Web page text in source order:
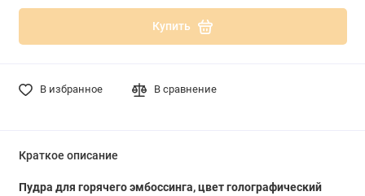
Купить
В избранное В сравнение
Краткое описание
Пудра для горячего эмбоссинга, цвет голографический